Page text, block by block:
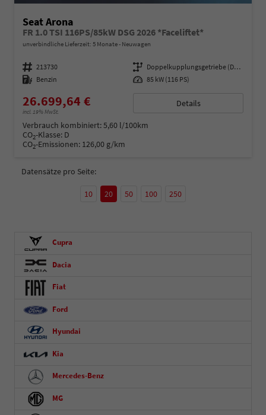
Seat Arona
FR 1.0 TSI 116PS/85kW DSG 2026 *Faceliftet*
unverbindliche Lieferzeit: 5 Monate Neuwagen
Fahrzeugnummer 213730 Getriebe
Doppelkupplungsgetriebe (DSG)
Kraftstoff Benzin Leistung 85 kW (116 PS)
26.699,64 €
incl. 19% MwSt.
Details
Verbrauch kombiniert:5,60 l/100km
CO2-Klasse: D
CO2-Emissionen: 126,00 g/km
Datensätze pro Seite:
10 20 50 100 250
Cupra
Dacia
Fiat
Ford
Hyundai
Kia
Mercedes-Benz
MG